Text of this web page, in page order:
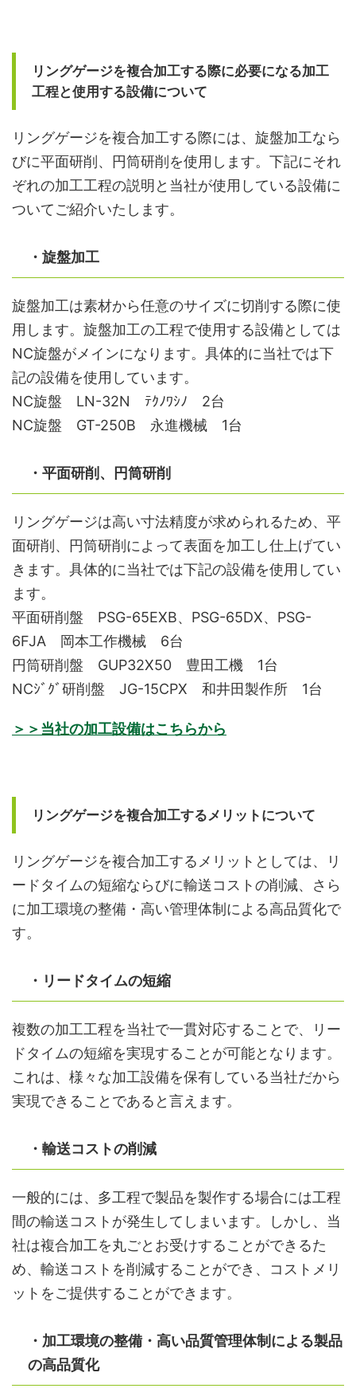
リングゲージを複合加工する際に必要になる加工
工程と使用する設備について
リングゲージを複合加工する際には、旋盤加工なら
びに平面研削、円筒研削を使用します。下記にそれ
ぞれの加工工程の説明と当社が使用している設備に
ついてご紹介いたします。
・旋盤加工
旋盤加工は素材から任意のサイズに切削する際に使
用します。旋盤加工の工程で使用する設備としては
NC旋盤がメインになります。具体的に当社では下
記の設備を使用しています。
NC旋盤 LN-32N ﾃｸﾉﾜｼﾉ 2台
NC旋盤 GT-250B 永進機械 1台
・平面研削、円筒研削
リングゲージは高い寸法精度が求められるため、平
面研削、円筒研削によって表面を加工し仕上げてい
きます。具体的に当社では下記の設備を使用してい
ます。
平面研削盤 PSG-65EXB、PSG-65DX、PSG-
6FJA 岡本工作機械 6台
円筒研削盤 GUP32X50 豊田工機 1台
NCｼﾞｸﾞ研削盤 JG-15CPX 和井田製作所 1台
＞＞当社の加工設備はこちらから
リングゲージを複合加工するメリットについて
リングゲージを複合加工するメリットとしては、リ
ードタイムの短縮ならびに輸送コストの削減、さら
に加工環境の整備・高い管理体制による高品質化で
す。
・リードタイムの短縮
複数の加工工程を当社で一貫対応することで、リー
ドタイムの短縮を実現することが可能となります。
これは、様々な加工設備を保有している当社だから
実現できることであると言えます。
・輸送コストの削減
一般的には、多工程で製品を製作する場合には工程
間の輸送コストが発生してしまいます。しかし、当
社は複合加工を丸ごとお受けすることができるた
め、輸送コストを削減することができ、コストメリ
ットをご提供することができます。
・加工環境の整備・高い品質管理体制による製品
の高品質化